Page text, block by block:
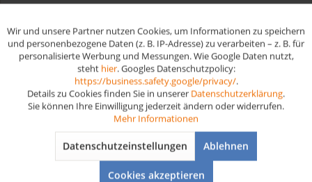
In denWarenkorb
Artikel-Nr.: HB204T2
Kostenloser Versand ab € 35,- Bestellwert
Funktionale Aktiv
Aktiv
Wir und unsere Partner nutzen Cookies, um Informationen zu speichern
und personenbezogene Daten (z. B. IP-Adresse) zu verarbeiten – z. B. für
personalisierte Werbung und Messungen. Wie Google Daten nutzt,
steht hier. Googles Datenschutzpolicy:
https://business.safety.google/privacy/.
Details zu Cookies finden Sie in unserer Datenschutzerklärung.
Sie können Ihre Einwilligung jederzeit ändern oder widerrufen.
Mehr Informationen
Datenschutzeinstellungen Ablehnen
Cookies akzeptieren